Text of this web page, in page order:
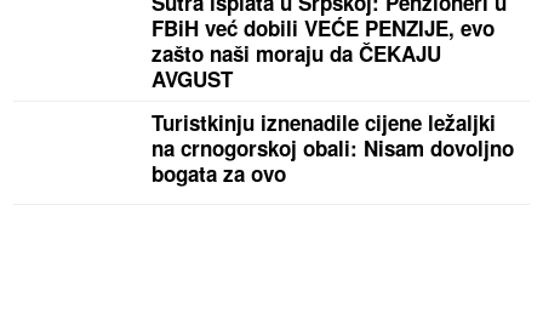
FBiH već dobili VEĆE PENZIJE, evo
zašto naši moraju da ČEKAJU
AVGUST
Turistkinju iznenadile cijene ležaljki
na crnogorskoj obali: Nisam dovoljno
bogata za ovo